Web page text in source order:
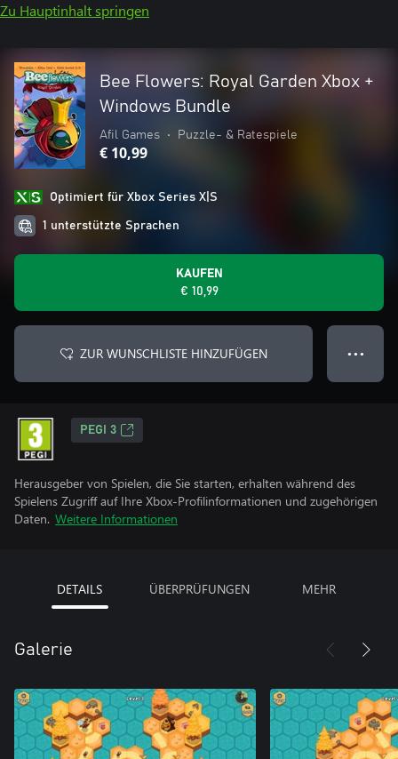
Zu Hauptinhalt springen
Bee Flowers: Royal Garden Xbox +
Windows Bundle
Afil Games • Puzzle- & Ratespiele
€ 10,99
Optimiert für Xbox Series X|S
1 unterstützte Sprachen
KAUFEN
€ 10,99
ZUR WUNSCHLISTE HINZUFÜGEN ● ● ●
PEGI 3
Herausgeber von Spielen, die Sie starten, erhalten während des
Spielens Zugriff auf Ihre Xbox-Profilinformationen und zugehörigen
Daten. Weitere Informationen
DETAILS ÜBERPRÜFUNGEN MEHR
Galerie